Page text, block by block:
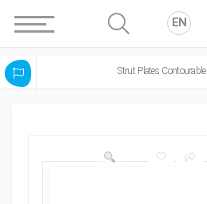
Strut Plates Contourable
EN